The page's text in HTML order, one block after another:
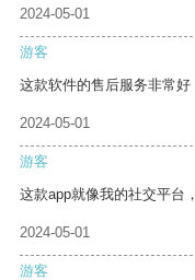
2024-05-01
游客
这款软件的售后服务非常好
2024-05-01
游客
这款app就像我的社交平台
2024-05-01
游客